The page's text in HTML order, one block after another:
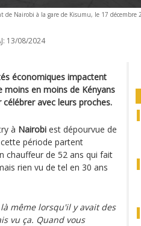
Nairobi à la gare de Kisumu, le 17 décembre
13/08/2024
économiques impactent
moins en moins de Kényans
avec leurs proches.
à Nairobi est dépourvue de
période partent
chauffeur de 52 ans qui fait
rien vu de tel en 30 ans
même lorsqu'il y avait des
vu ça. Quand vous